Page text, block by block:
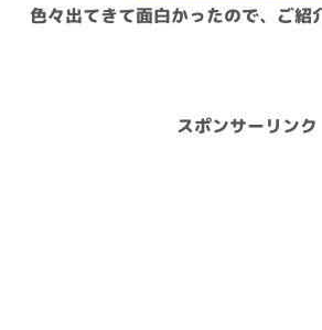
色々出てきて面白かったので、ご紹
スポンサーリンク